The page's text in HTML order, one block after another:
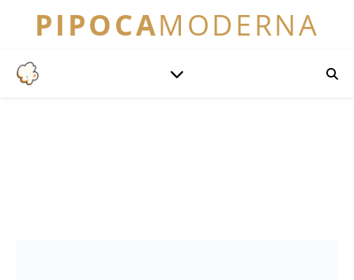
PIPOCAMODERNA